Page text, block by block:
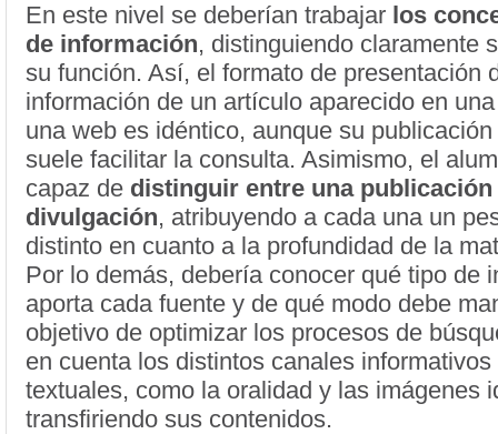
En este nivel se deberían trabajar los
de información, distinguiendo claramente
su función. Así, el formato de presentación
información de un artículo aparecido en
una web es idéntico, aunque su
suele facilitar la consulta. Asimismo, el
capaz de distinguir entre una
divulgación, atribuyendo a cada una un
distinto en cuanto a la profundidad de la
Por lo demás, debería conocer qué tipo de
aporta cada fuente y de qué modo debe
objetivo de optimizar los procesos de
en cuenta los distintos canales
textuales, como la oralidad y las imágenes
transfiriendo sus contenidos.